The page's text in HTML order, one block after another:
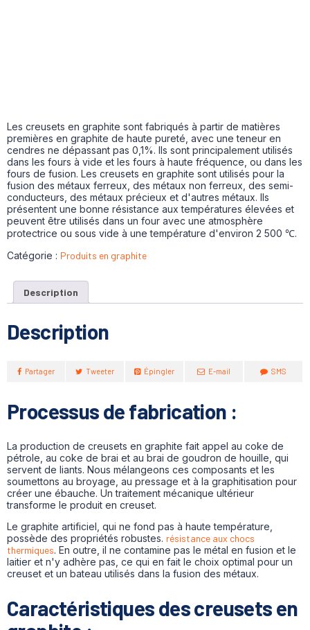
Les creusets en graphite sont fabriqués à partir de matières
premières en graphite de haute pureté, avec une teneur en
cendres ne dépassant pas 0,1%. Ils sont principalement utilisés
dans les fours à vide et les fours à haute fréquence, ou dans les
fours de fusion. Les creusets en graphite sont utilisés pour la
fusion des métaux ferreux, des métaux non ferreux, des semi-
conducteurs, des métaux précieux et d'autres métaux. Ils
présentent une bonne résistance aux températures élevées et
peuvent être utilisés dans un four avec une atmosphère
protectrice ou sous vide à une température d'environ 2 500 ℃.
Catégorie : Produits en graphite
Description
Description
Partager Tweeter Épingler E-mail SMS
Processus de fabrication :
La production de creusets en graphite fait appel au coke de
pétrole, au coke de brai et au brai de goudron de houille, qui
servent de liants. Nous mélangeons ces composants et les
soumettons au broyage, au pressage et à la graphitisation pour
créer une ébauche. Un traitement mécanique ultérieur
transforme le produit en creuset.
Le graphite artificiel, qui ne fond pas à haute température,
possède des propriétés robustes. résistance aux chocs
thermiques. En outre, il ne contamine pas le métal en fusion et le
laitier et n'y adhère pas, ce qui en fait le choix optimal pour un
creuset et un bateau utilisés dans la fusion des métaux.
Caractéristiques des creusets en